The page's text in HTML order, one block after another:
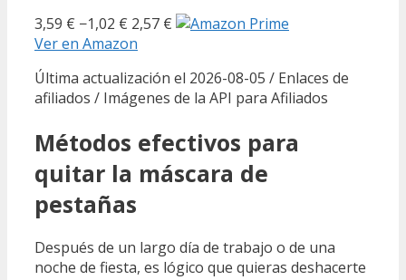
3,59 € −1,02 € 2,57 €
Ver en Amazon
Última actualización el 2026-08-05 / Enlaces de
afiliados / Imágenes de la API para Afiliados
Métodos efectivos para
quitar la máscara de
pestañas
Después de un largo día de trabajo o de una
noche de fiesta, es lógico que quieras deshacerte